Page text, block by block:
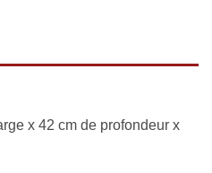
x 42 cm de profondeur x